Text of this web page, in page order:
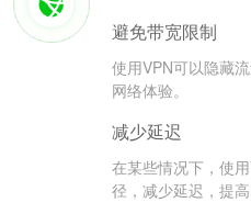
避免带宽限制
使用VPN可以隐藏
网络体验。
减少延迟
在某些情况下，使
径，减少延迟，提高